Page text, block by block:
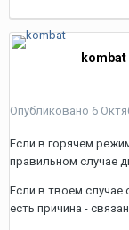
kombat
Опубликовано 6
Если в горячем
правильном случае
Если в твоем случае
есть причина -